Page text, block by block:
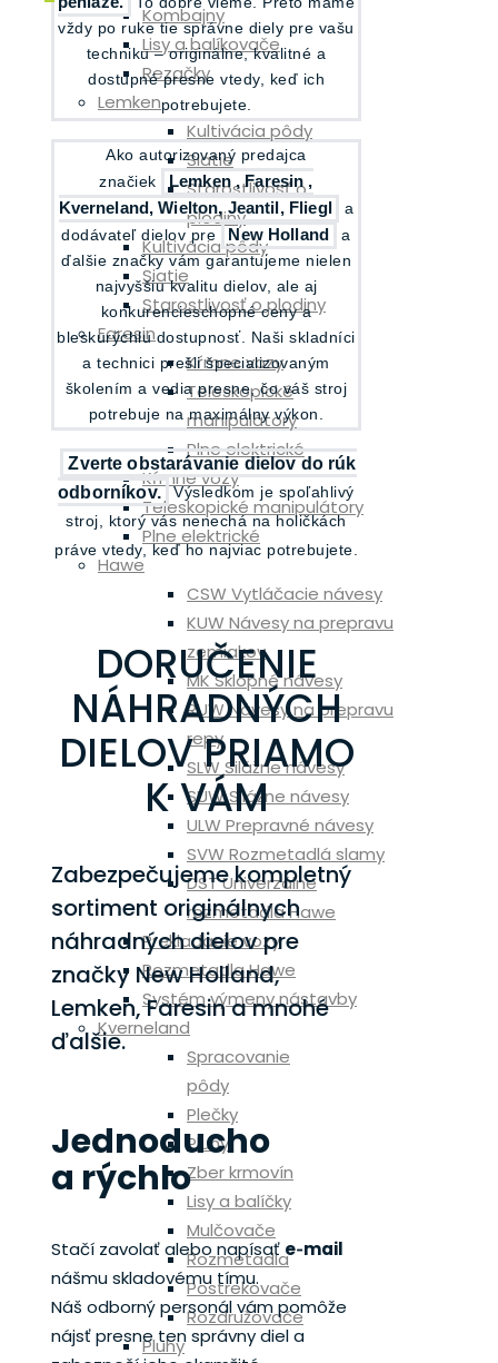
Kombajny
Lisy a balíkovače
Rezačky
Lemken
Kultivácia pôdy
Siatie
Starostlivosť o
plodiny
Kultivácia pôdy
Siatie
Starostlivosť o plodiny
Faresin
Kŕmne vozy
Teleskopické
manipulátory
Plne elektrické
Kŕmne vozy
Teleskopické manipulátory
Plne elektrické
Hawe
CSW Vytláčacie návesy
KUW Návesy na prepravu
zemiakov
MK Sklopné návesy
RUW Návesy na prepravu
repy
SLW Silážne návesy
SUW Silážne návesy
ULW Prepravné návesy
SVW Rozmetadlá slamy
DST Univerzálne
rozmetadla Hawe
Prekladacie vozy
Rozmetadla Hawe
Systém výmeny nástavby
Kverneland
Spracovanie
pôdy
Plečky
Pluhy
Zber krmovín
Lisy a balíčky
Mulčovače
Rozmetadla
Postrekovače
Rozdružovače
Pluhy
vždy po ruke tie správne diely pre vašu
techniku – originálne, kvalitné a
dostupné presne vtedy, keď ich
potrebujete.
Ako autorizovaný predajca
značiek
Lemken , Faresin ,
Kverneland, Wielton, Jeantil, Fliegl
a
dodávateľ dielov pre
New Holland
a
ďalšie značky vám garantujeme nielen
najvyššiu kvalitu dielov, ale aj
konkurencieschopné ceny a
bleskurýchlu dostupnosť. Naši skladníci
a technici prešli špecializovaným
školením a vedia presne, čo váš stroj
potrebuje na maximálny výkon.
Zverte obstarávanie dielov do rúk
odborníkov. Výsledkom je spoľahlivý
stroj, ktorý vás nenechá na holičkách
práve vtedy, keď ho najviac potrebujete.
DORUČENIE
NÁHRADNÝCH
DIELOV PRIAMO
K VÁM
Zabezpečujeme kompletný
sortiment originálnych
náhradných dielov pre
značky New Holland,
Lemken, Faresin a mnohé
ďalšie.
Jednoducho
a rýchlo
Stačí zavolať alebo napísať e‑mail
nášmu skladovému tímu.
Náš odborný personál vám pomôže
nájsť presne ten správny diel a